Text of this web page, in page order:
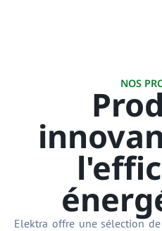
NOS
Elektra offre une sélection